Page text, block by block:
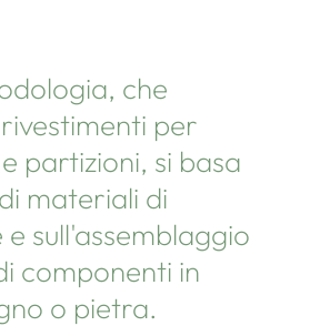
che
per
partizioni, si basa
materiali di
e sull'assemblaggio
componenti in
o pietra.